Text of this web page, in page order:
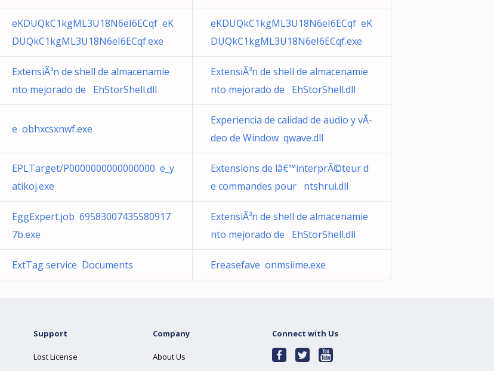
eKDUQkC1kgML3U18N6eI6ECqf eK
DUQkC1kgML3U18N6eI6ECqf.exe
eKDUQkC1kgML3U18N6eI6ECqf eK
DUQkC1kgML3U18N6eI6ECqf.exe
ExtensiÃ³n de shell de almacenamie
nto mejorado de EhStorShell.dll
ExtensiÃ³n de shell de almacenamie
nto mejorado de EhStorShell.dll
e obhxcsxnwf.exe
Experiencia de calidad de audio y vÃ­
deo de Window qwave.dll
EPLTarget/P0000000000000000 e_y
atikoj.exe
Extensions de lâ€™interprÃ©teur d
e commandes pour ntshrui.dll
EggExpert.job 69583007435580917
7b.exe
ExtensiÃ³n de shell de almacenamie
nto mejorado de EhStorShell.dll
ExtTag service Documents Ereasefave onmsiime.exe
Support
Lost License
Company
About Us
Connect with Us